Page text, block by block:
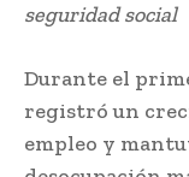
seguridad social
Durante el
registró un
empleo y